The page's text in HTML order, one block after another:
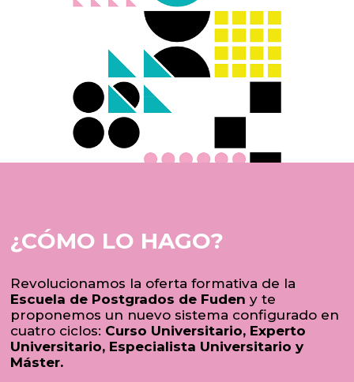
¿CÓMO LO HAGO?
Revolucionamos la oferta formativa de la
Escuela de Postgrados de Fuden y te
proponemos un nuevo sistema configurado en
cuatro ciclos: Curso Universitario, Experto
Universitario, Especialista Universitario y
Máster.